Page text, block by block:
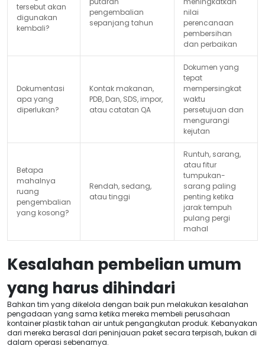
tersebut akan
digunakan
kembali?
pengembalian
sepanjang tahun
nilai
perencanaan
pembersihan
dan perbaikan
Dokumentasi
apa yang
diperlukan?
Kontak makanan,
PDB, Dan, SDS, impor,
atau catatan QA
Dokumen yang
tepat
mempersingkat
waktu
persetujuan dan
mengurangi
kejutan
Betapa
mahalnya
ruang
pengembalian
yang kosong?
Rendah, sedang,
atau tinggi
Runtuh, sarang,
atau fitur
tumpukan-
sarang paling
penting ketika
jarak tempuh
pulang pergi
mahal
Kesalahan pembelian umum
yang harus dihindari
Bahkan tim yang dikelola dengan baik pun melakukan kesalahan
pengadaan yang sama ketika mereka membeli perusahaan
kontainer plastik tahan air untuk pengangkutan produk. Kebanyakan
dari mereka berasal dari peninjauan paket secara terpisah, bukan di
dalam operasi sebenarnya.